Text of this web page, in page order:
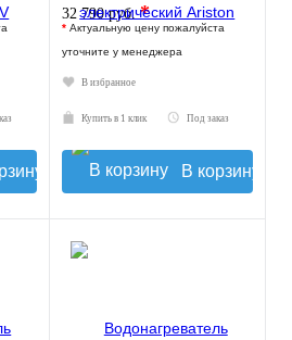
32 790 руб.*
* Актуальную цену пожалуйста
уточните у менеджера
В избранное
Купить в 1 клик Под заказ
В корзину